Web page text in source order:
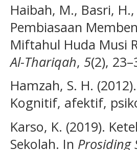
Haibah, M., Basri,
Pembiasaan
Miftahul Huda Musi
Al-Thariqah, 5(2),
Hamzah, S. H.
Kognitif, afektif,
Karso, K. (2019).
Sekolah. In Prosiding